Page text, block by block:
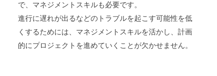
で、マネジメントスキルも必要です。
進行に遅れが出るなどのトラブルを起こす可能性を低
くするためには、マネジメントスキルを活かし、計画
的にプロジェクトを進めていくことが欠かせません。